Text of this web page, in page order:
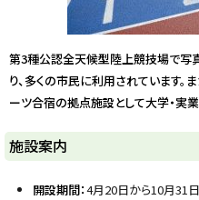
第3種公認全天候型陸上競技場で写
り、多くの市民に利用されています
ーツ合宿の拠点施設として大学・実
施設案内
開設期間：4月20日から10月31